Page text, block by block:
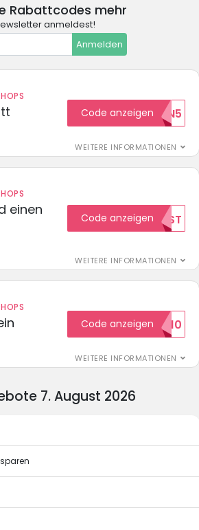
Rabattcodes mehr
anmeldest!
Anmelden
WEITERE INFORMATIONEN
Code anzeigen
WILKOMMEN5
einen
WEITERE INFORMATIONEN
Code anzeigen TEST
WEITERE INFORMATIONEN
Code anzeigen
WILKOMMEN10
7. August 2026